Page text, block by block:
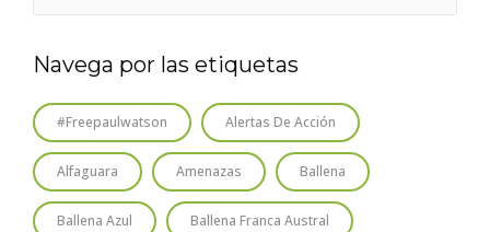
Navega por las etiquetas
#freepaulwatson Alertas De Acción
Alfaguara Amenazas Ballena
Ballena Azul Ballena Franca Austral